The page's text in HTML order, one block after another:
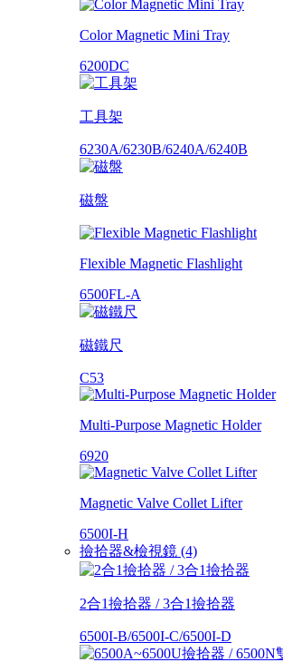
Color Magnetic Mini Tray
6200DC
工具架
6230A/6230B/6240A/6240B
磁盤
Flexible Magnetic Flashlight
6500FL-A
磁鐵尺
C53
Multi-Purpose Magnetic Holder
6920
Magnetic Valve Collet Lifter
6500I-H
撿拾器&檢視鏡 (4)
2合1撿拾器 / 3合1撿拾器
6500I-B/6500I-C/6500I-D